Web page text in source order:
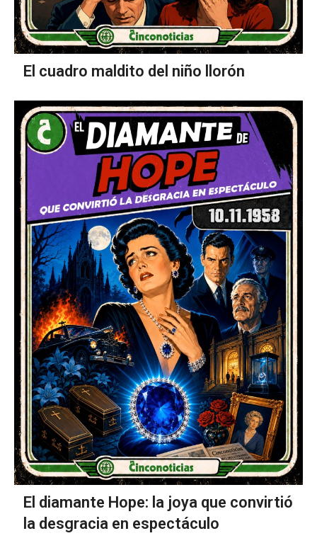
El cuadro maldito del niño llorón
El diamante Hope: la joya que convirtió
la desgracia en espectáculo